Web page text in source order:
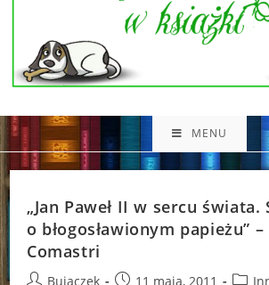
MENU
„Jan Paweł II w sercu świata.
o błogosławionym papieżu”
Comastri
PostBujaczek
Post11 maja, 2011
Post